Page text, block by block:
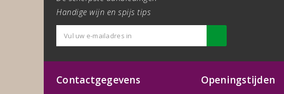
Handige wijn en spijs tips
Contactgegevens Openingstijden